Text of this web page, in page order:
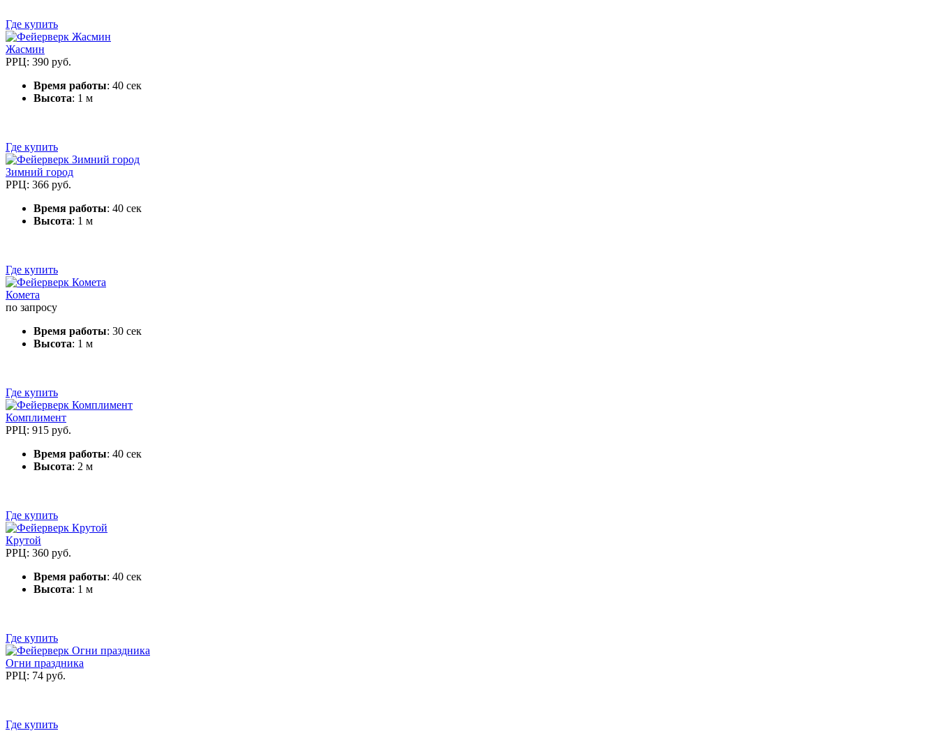
Где купить
Жасмин
РРЦ: 390 руб.
Время работы: 40 сек
Высота: 1 м
Где купить
Зимний город
РРЦ: 366 руб.
Время работы: 40 сек
Высота: 1 м
Где купить
Комета
по запросу
Время работы: 30 сек
Высота: 1 м
Где купить
Комплимент
РРЦ: 915 руб.
Время работы: 40 сек
Высота: 2 м
Где купить
Крутой
РРЦ: 360 руб.
Время работы: 40 сек
Высота: 1 м
Где купить
Огни праздника
РРЦ: 74 руб.
Где купить